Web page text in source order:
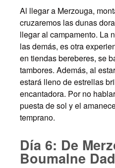
Al llegar a Merzouga,
cruzaremos las dunas
llegar al campamento. La
las demás, es otra
en tiendas bereberes, se
tambores. Además, al
estará lleno de estrellas
encantadora. Por no
puesta de sol y el
temprano.
Día 6: De
Boumalne